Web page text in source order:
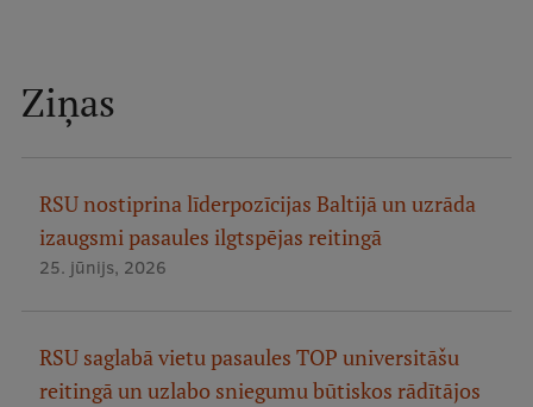
Ziņas
RSU nostiprina līderpozīcijas Baltijā un uzrāda
izaugsmi pasaules ilgtspējas reitingā
25. jūnijs, 2026
RSU saglabā vietu pasaules TOP universitāšu
reitingā un uzlabo sniegumu būtiskos rādītājos